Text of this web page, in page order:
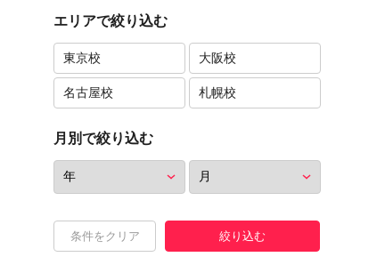
エリアで絞り込む
東京校 大阪校
名古屋校 札幌校
月別で絞り込む
条件をクリア 絞り込む